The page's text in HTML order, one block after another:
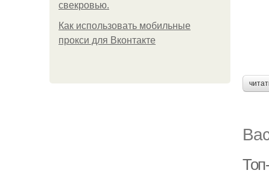
свекровью.
Как использовать мобильные
прокси для Вконтакте